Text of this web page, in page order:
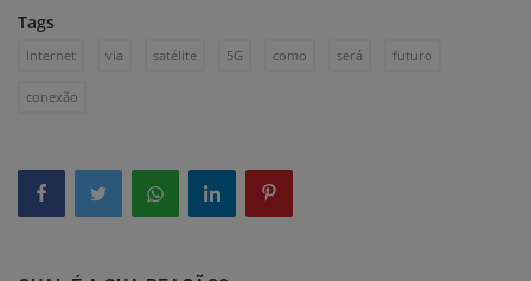
Tags
Internet via satélite 5G como será futuro
conexão